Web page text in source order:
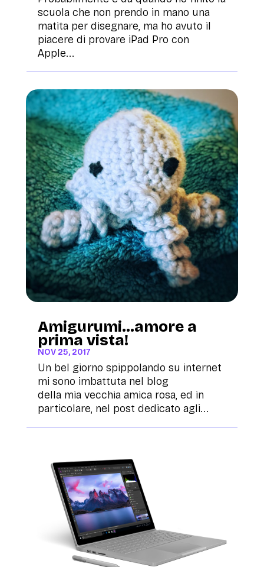
scuola che non prendo in mano una
matita per disegnare, ma ho avuto il
piacere di provare iPad Pro con
Apple...
Amigurumi…amore a
prima vista!
NOV 25, 2017
Un bel giorno spippolando su internet
mi sono imbattuta nel blog
della mia vecchia amica rosa, ed in
particolare, nel post dedicato agli...